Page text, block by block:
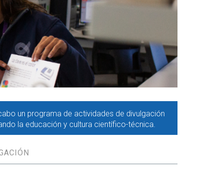
un programa de actividades de divulgación
la educación y cultura científico-técnica.